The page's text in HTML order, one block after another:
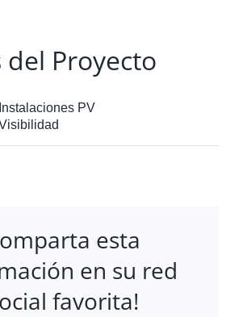
del Proyecto
Instalaciones PV
esta
en su red
favorita!